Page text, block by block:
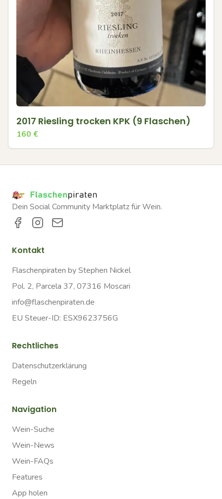
2017 Riesling trocken KPK (9 Flaschen)
160 €
Dein Social Community Marktplatz für Wein.
Kontakt
Flaschenpiraten by Stephen Nickel
Pol. 2, Parcela 37, 07316 Moscari
info@flaschenpiraten.de
EU Steuer-ID: ESX9623756G
Rechtliches
Datenschutzerklärung
Regeln
Navigation
Wein-Suche
Wein-News
Wein-FAQs
Features
App holen